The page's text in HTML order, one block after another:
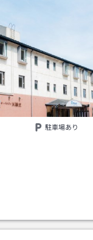
駐車場あり